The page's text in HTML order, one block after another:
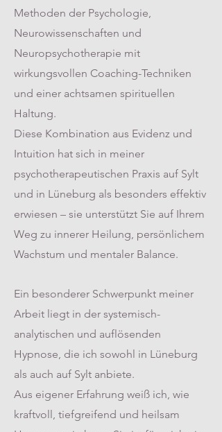
Methoden der Psychologie,
Neurowissenschaften und
Neuropsychotherapie mit
wirkungsvollen Coaching-Techniken
und einer achtsamen spirituellen
Haltung.
Diese Kombination aus Evidenz und
Intuition hat sich in meiner
psychotherapeutischen Praxis auf Sylt
und in Lüneburg als besonders effektiv
erwiesen – sie unterstützt Sie auf Ihrem
Weg zu innerer Heilung, persönlichem
Wachstum und mentaler Balance.
Ein besonderer Schwerpunkt meiner
Arbeit liegt in der systemisch-
analytischen und auflösenden
Hypnose, die ich sowohl in Lüneburg
als auch auf Sylt anbiete.
Aus eigener Erfahrung weiß ich, wie
kraftvoll, tiefgreifend und heilsam